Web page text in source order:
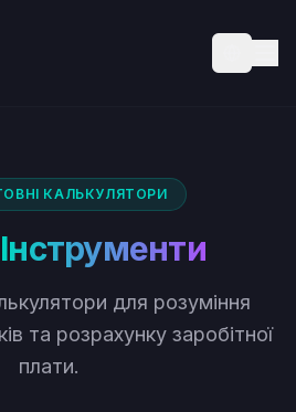
КАЛЬКУЛЯТОРИ
Інструменти
для розуміння
та розрахунку заробітної
плати.